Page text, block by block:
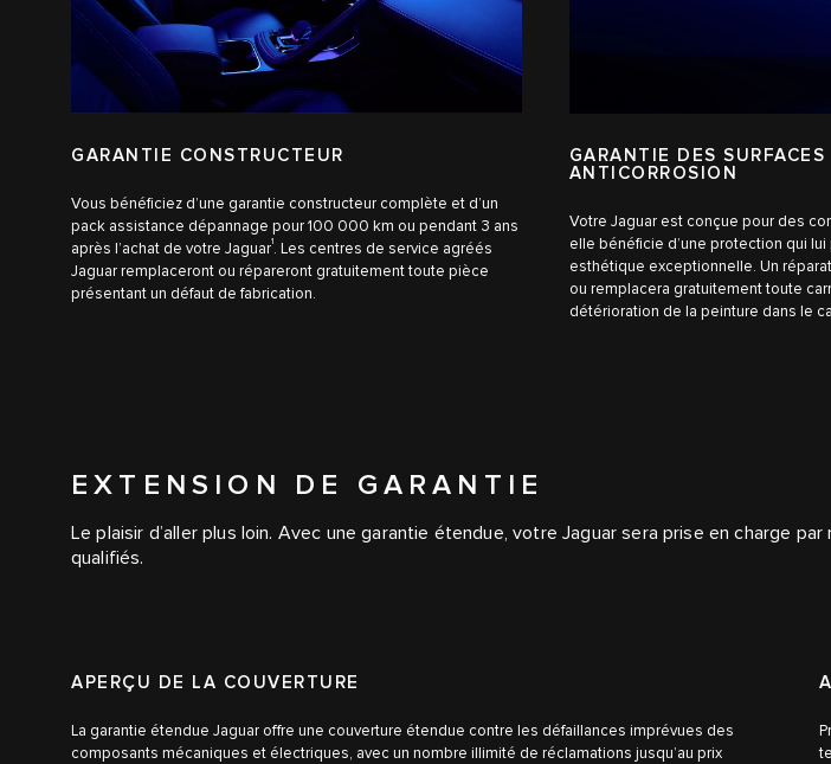
GARANTIE CONSTRUCTEUR
Vous bénéficiez d’une garantie constructeur complète et d’un
pack assistance dépannage pour 100 000 km ou pendant 3 ans
après l’achat de votre Jaguar1. Les centres de service agréés
Jaguar remplaceront ou répareront gratuitement toute pièce
présentant un défaut de fabrication.
GARANTIE DES
ANTICORROSION
Votre Jaguar est conçue pour des
elle bénéficie d’une protection qui
esthétique exceptionnelle. Un
ou remplacera gratuitement toute
détérioration de la peinture dans le
EXTENSION DE GARANTIE
Le plaisir d’aller plus loin. Avec une garantie étendue, votre Jaguar sera prise en charge par
qualifiés.
APERÇU DE LA COUVERTURE
La garantie étendue Jaguar offre une couverture étendue contre les défaillances imprévues des
composants mécaniques et électriques, avec un nombre illimité de réclamations jusqu’au prix